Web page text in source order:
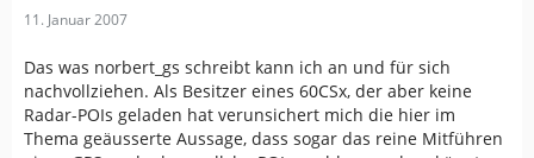
11. Januar 2007
Das was norbert_gs schreibt kann ich an und für sich
nachvollziehen. Als Besitzer eines 60CSx, der aber keine
Radar-POIs geladen hat verunsichert mich die hier im
Thema geäusserte Aussage, dass sogar das reine Mitführen